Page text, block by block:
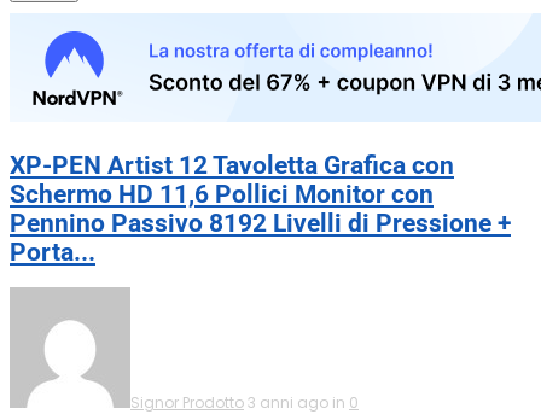
XP-PEN Artist 12 Tavoletta Grafica con
Schermo HD 11,6 Pollici Monitor con
Pennino Passivo 8192 Livelli di Pressione +
Porta...
Signor Prodotto3 anni ago in 0